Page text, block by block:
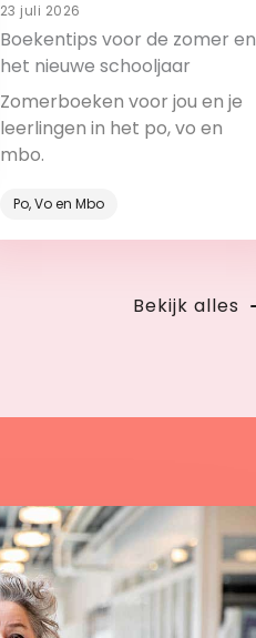
23 juli 2026
Boekentips voor de zomer en
het nieuwe schooljaar
Zomerboeken voor jou en je
leerlingen in het po, vo en
mbo.
Po, Vo en Mbo
Bekijk alles